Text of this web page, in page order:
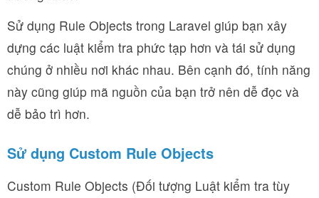
Sử dụng Rule Objects trong Laravel giúp bạn xây
dựng các luật kiểm tra phức tạp hơn và tái sử dụng
chúng ở nhiều nơi khác nhau. Bên cạnh đó, tính năng
này cũng giúp mã nguồn của bạn trở nên dễ đọc và
dễ bảo trì hơn.
Sử dụng Custom Rule Objects
Custom Rule Objects (Đối tượng Luật kiểm tra tùy